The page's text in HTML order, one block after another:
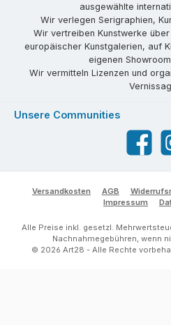
ausgewählte
Wir verlegen Serigraphien,
Wir vertreiben Kunstwerke
europäischer Kunstgalerien, auf
eigenen
Wir vermitteln Lizenzen und
Unsere Communities
Facebook
Versandkosten AGB
Impressum
Alle Preise inkl. gesetzl.
Nachnahmegebühren, wenn
© 2026 Art28 - Alle Rechte